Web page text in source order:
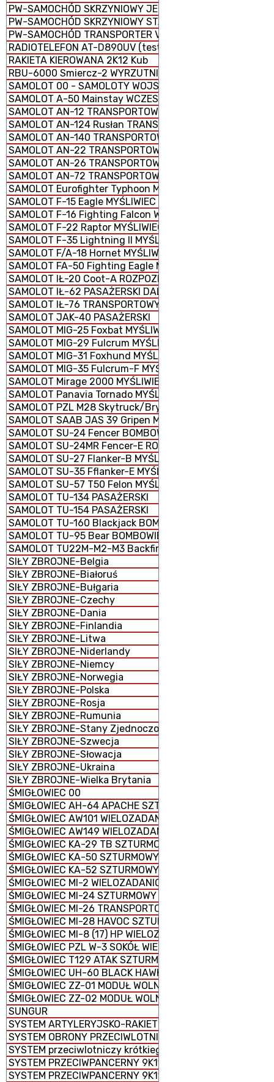
PW-SAMOCHÓD SKRZYNIOWY JELCZ TYP 442.32
PW-SAMOCHÓD SKRZYNIOWY STAR 266 M2
PW-SAMOCHÓD TRANSPORTER VW T6
RADIOTELEFON AT-D890UV (testowa)
RAKIETA KIEROWANA 2K12 Kub
RBU-6000 Smiercz-2 WYRZUTNIA RAKIETOWYCH BOMB
SAMOLOT 00 - SAMOLOTY WOJSKOWE
SAMOLOT A-50 Mainstay WCZESNEGO WYKRYWANIA I
SAMOLOT AN-12 TRANSPORTOWY
SAMOLOT AN-124 Rusłan TRANSPORTOWY
SAMOLOT AN-140 TRANSPORTOWY KRÓTKIEGO ZASIĘGU
SAMOLOT AN-22 TRANSPORTOWY CIĘŻKI
SAMOLOT AN-26 TRANSPORTOWY LEKKI
SAMOLOT AN-72 TRANSPORTOWY LEKKI
SAMOLOT Eurofighter Typhoon MYŚLIWIEC
SAMOLOT F-15 Eagle MYŚLIWIEC PRZEWAGI POWIETRZNEJ
SAMOLOT F-16 Fighting Falcon WIELOZADANIOWY
SAMOLOT F-22 Raptor MYŚLIWIEC PRZEWAGI
SAMOLOT F-35 Lightning II MYŚLIWIEC WIELOZADANIOWY
SAMOLOT F/A-18 Hornet MYŚLIWIEC WIELOZADANIOWY
SAMOLOT FA-50 Fighting Eagle MYŚLIWIEC
SAMOLOT IŁ-20 Coot-A ROZPOZNAWCZY
SAMOLOT IŁ-62 PASAŻERSKI DALEKIEGO ZASIĘGU
SAMOLOT IŁ-76 TRANSPORTOWY TAKTYCZNY
SAMOLOT JAK-40 PASAŻERSKI
SAMOLOT MIG-25 Foxbat MYŚLIWIEC
SAMOLOT MIG-29 Fulcrum MYŚLIWIEC
SAMOLOT MIG-31 Foxhund MYŚLIWIEC
SAMOLOT MIG-35 Fulcrum-F MYŚLIWIEC
SAMOLOT Mirage 2000 MYŚLIWIEC WIELOZADANIOWY
SAMOLOT Panavia Tornado MYŚLIWSKO-BOMBOWY
SAMOLOT PZL M28 Skytruck/Bryza
SAMOLOT SAAB JAS 39 Gripen MYŚLIWIEC
SAMOLOT SU-24 Fencer BOMBOWIEC
SAMOLOT SU-24MR Fencer-E ROZPOZNAWCZY
SAMOLOT SU-27 Flanker-B MYŚLIWIEC
SAMOLOT SU-35 Fflanker-E MYŚLIWIEC
SAMOLOT SU-57 T50 Felon MYŚLIWIEC
SAMOLOT TU-134 PASAŻERSKI
SAMOLOT TU-154 PASAŻERSKI
SAMOLOT TU-160 Blackjack BOMBOWIEC STRATEGICZNY
SAMOLOT TU-95 Bear BOMBOWIEC STRATEGICZNY
SAMOLOT TU22M-M2-M3 Backfire BOMBOWIEC
SIŁY ZBROJNE-Belgia
SIŁY ZBROJNE-Białoruś
SIŁY ZBROJNE-Bułgaria
SIŁY ZBROJNE-Czechy
SIŁY ZBROJNE-Dania
SIŁY ZBROJNE-Finlandia
SIŁY ZBROJNE-Litwa
SIŁY ZBROJNE-Niderlandy
SIŁY ZBROJNE-Niemcy
SIŁY ZBROJNE-Norwegia
SIŁY ZBROJNE-Polska
SIŁY ZBROJNE-Rosja
SIŁY ZBROJNE-Rumunia
SIŁY ZBROJNE-Stany Zjednoczone
SIŁY ZBROJNE-Szwecja
SIŁY ZBROJNE-Słowacja
SIŁY ZBROJNE-Ukraina
SIŁY ZBROJNE-Wielka Brytania
ŚMIGŁOWIEC 00
ŚMIGŁOWIEC AH-64 APACHE SZTURMOWY
ŚMIGŁOWIEC AW101 WIELOZADANIOWY
ŚMIGŁOWIEC AW149 WIELOZADANIOWY
ŚMIGŁOWIEC KA-29 TB SZTURMOWY
ŚMIGŁOWIEC KA-50 SZTURMOWY
ŚMIGŁOWIEC KA-52 SZTURMOWY
ŚMIGŁOWIEC MI-2 WIELOZADANIOWY
ŚMIGŁOWIEC MI-24 SZTURMOWY
ŚMIGŁOWIEC MI-26 TRANSPORTOWY CIĘŻKI
ŚMIGŁOWIEC MI-28 HAVOC SZTURMOWY
ŚMIGŁOWIEC MI-8 (17) HP WIELOZADANIOWY
ŚMIGŁOWIEC PZL W-3 SOKÓŁ WIELOZADANIOWY
ŚMIGŁOWIEC T129 ATAK SZTURMOWO-ROZPOZNAWCZY
ŚMIGŁOWIEC UH-60 BLACK HAWK WIELOZADANIOWY
ŚMIGŁOWIEC ZZ-01 MODUŁ WOLNY
ŚMIGŁOWIEC ZZ-02 MODUŁ WOLNY
SUNGUR
SYSTEM ARTYLERYJSKO-RAKIETOWY 2K22 Tunguska
SYSTEM OBRONY PRZECIWLOTNICZEJ M1097 AVENGER
SYSTEM przeciwlotniczy krótkiego zasięgu Crotale NG
SYSTEM PRZECIWPANCERNY 9K115-2 METYS-M
SYSTEM PRZECIWPANCERNY 9K119 REFLEKS